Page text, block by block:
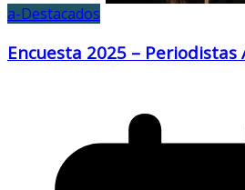
a-Destacados
Encuesta 2025 –